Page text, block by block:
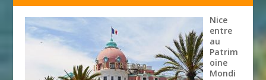
Nice
entre
au
Patrim
oine
Mondi